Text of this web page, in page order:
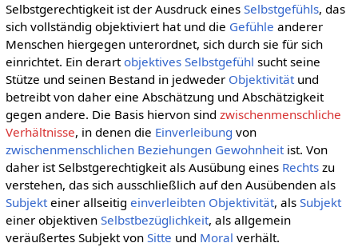
Selbstgerechtigkeit ist der Ausdruck eines Selbstgefühls, das
sich vollständig objektiviert hat und die Gefühle anderer
Menschen hiergegen unterordnet, sich durch sie für sich
einrichtet. Ein derartobjektives Selbstgefühl sucht seine
Stütze und seinen Bestand in jedweder Objektivitätund
betreibt von daher eine Abschätzung und Abschätzigkeit
gegen andere. Die Basis hiervon sind zwischenmenschliche
Verhältnisse, in denen die Einverleibung von
zwischenmenschlichen Beziehungen Gewohnheitist. Von
daher ist Selbstgerechtigkeit als Ausübung eines Rechtszu
verstehen, das sich ausschließlich auf den Ausübenden als
Subjekteiner allseitig einverleibten Objektivität, als Subjekt
einer objektiven Selbstbezüglichkeit, als allgemein
veräußertes Subjekt von Sitte und Moral verhält.